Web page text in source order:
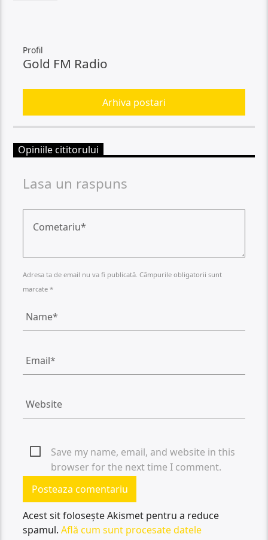
Profil
Gold FM Radio
Arhiva postari
Opiniile cititorului
Lasa un raspuns
Adresa ta de email nu va fi publicată. Câmpurile obligatorii sunt
marcate *
Save my name, email, and website in this
browser for the next time I comment.
Acest sit folosește Akismet pentru a reduce
spamul.Află cum sunt procesate datele